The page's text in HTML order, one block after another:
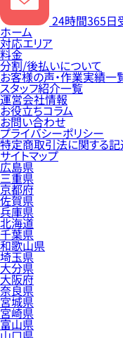
24時間365日
ホーム
対応エリア
料金
分割/後払いについて
お客様の声・作業実績一
スタッフ紹介一覧
運営会社情報
お役立ちコラム
お問い合わせ
プライバシーポリシー
特定商取引法に関する
サイトマップ
広島県
三重県
京都府
佐賀県
兵庫県
北海道
千葉県
和歌山県
埼玉県
大分県
大阪府
奈良県
宮城県
宮崎県
富山県